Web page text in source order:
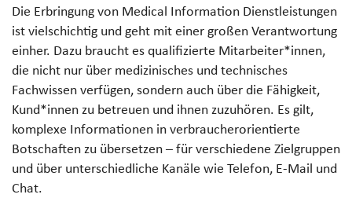
Die Erbringung von Medical Information Dienstleistungen
ist vielschichtig und geht mit einer großen Verantwortung
einher. Dazu braucht es qualifizierte Mitarbeiter*innen,
die nicht nur über medizinisches und technisches
Fachwissen verfügen, sondern auch über die Fähigkeit,
Kund*innen zu betreuen und ihnen zuzuhören. Es gilt,
komplexe Informationen in verbraucherorientierte
Botschaften zu übersetzen – für verschiedene Zielgruppen
und über unterschiedliche Kanäle wie Telefon, E-Mail und
Chat.